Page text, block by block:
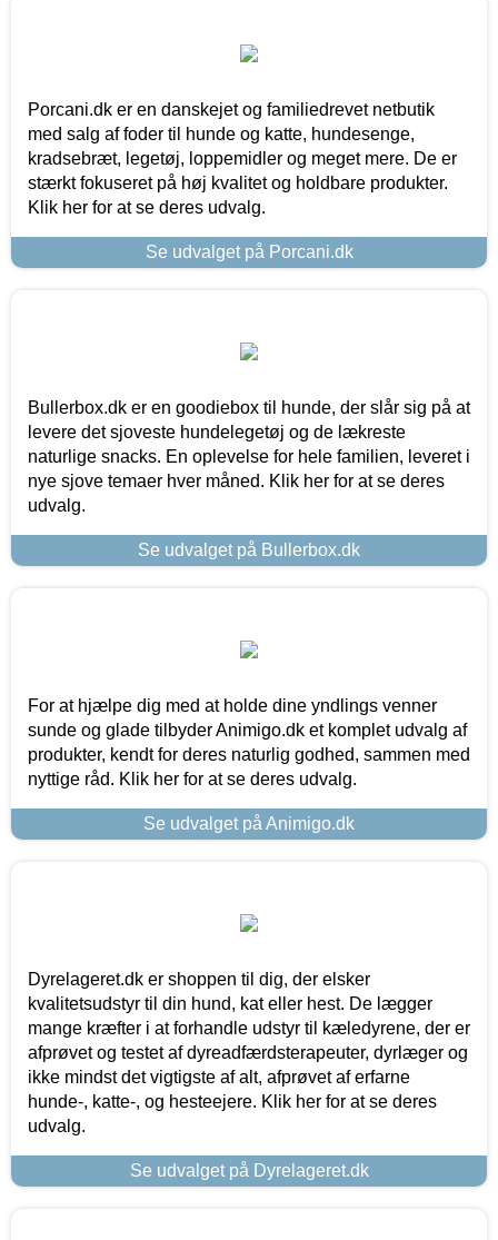
Porcani.dk er en danskejet og familiedrevet netbutik
med salg af foder til hunde og katte, hundesenge,
kradsebræt, legetøj, loppemidler og meget mere. De er
stærkt fokuseret på høj kvalitet og holdbare produkter.
Klik her for at se deres udvalg.
Se udvalget på Porcani.dk
Bullerbox.dk er en goodiebox til hunde, der slår sig på at
levere det sjoveste hundelegetøj og de lækreste
naturlige snacks. En oplevelse for hele familien, leveret i
nye sjove temaer hver måned. Klik her for at se deres
udvalg.
Se udvalget på Bullerbox.dk
For at hjælpe dig med at holde dine yndlings venner
sunde og glade tilbyder Animigo.dk et komplet udvalg af
produkter, kendt for deres naturlig godhed, sammen med
nyttige råd. Klik her for at se deres udvalg.
Se udvalget på Animigo.dk
Dyrelageret.dk er shoppen til dig, der elsker
kvalitetsudstyr til din hund, kat eller hest. De lægger
mange kræfter i at forhandle udstyr til kæledyrene, der er
afprøvet og testet af dyreadfærdsterapeuter, dyrlæger og
ikke mindst det vigtigste af alt, afprøvet af erfarne
hunde-, katte-, og hesteejere. Klik her for at se deres
udvalg.
Se udvalget på Dyrelageret.dk